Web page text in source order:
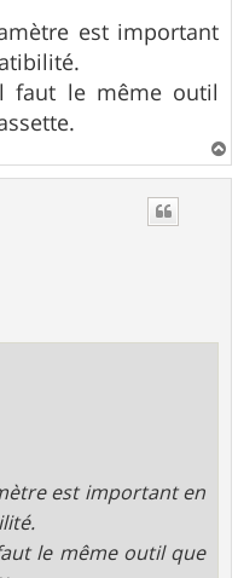
est important
faut le même outil
a
est important en
le même outil que